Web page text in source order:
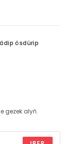
ösdürip
gezek alyň.